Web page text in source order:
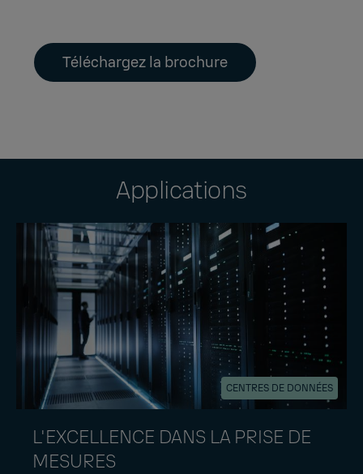
Téléchargez la brochure
Applications
CENTRES DE DONNÉES
L'EXCELLENCE DANS LA PRISE DE
MESURES